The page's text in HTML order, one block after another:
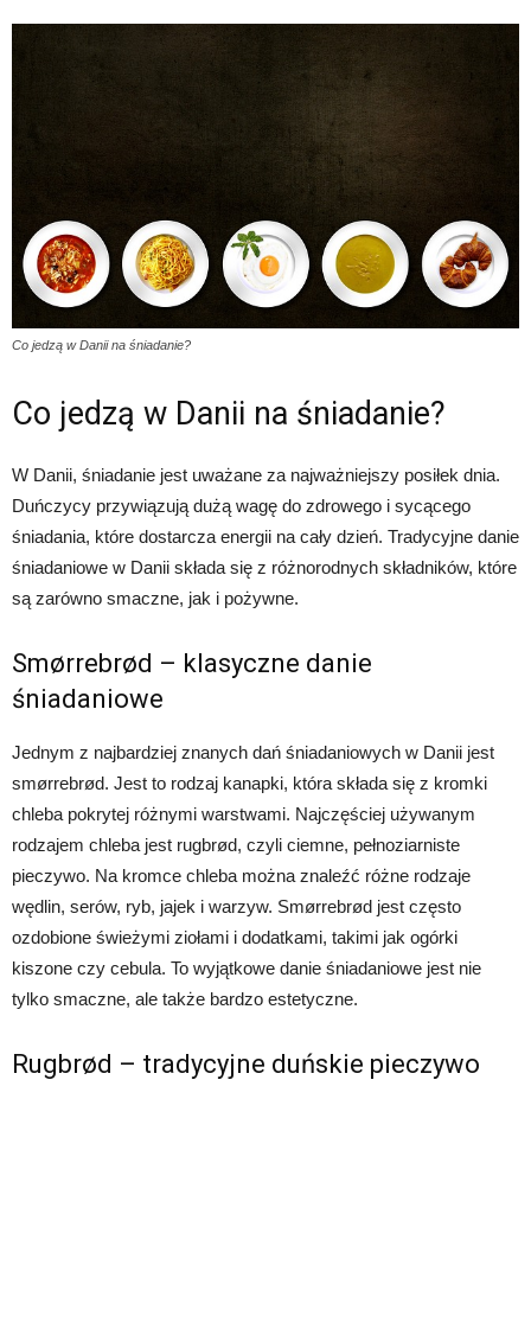
Co jedzą w Danii na śniadanie?
Co jedzą w Danii na śniadanie?
W Danii, śniadanie jest uważane za najważniejszy posiłek dnia.
Duńczycy przywiązują dużą wagę do zdrowego i sycącego
śniadania, które dostarcza energii na cały dzień. Tradycyjne danie
śniadaniowe w Danii składa się z różnorodnych składników, które
są zarówno smaczne, jak i pożywne.
Smørrebrød – klasyczne danie
śniadaniowe
Jednym z najbardziej znanych dań śniadaniowych w Danii jest
smørrebrød. Jest to rodzaj kanapki, która składa się z kromki
chleba pokrytej różnymi warstwami. Najczęściej używanym
rodzajem chleba jest rugbrød, czyli ciemne, pełnoziarniste
pieczywo. Na kromce chleba można znaleźć różne rodzaje
wędlin, serów, ryb, jajek i warzyw. Smørrebrød jest często
ozdobione świeżymi ziołami i dodatkami, takimi jak ogórki
kiszone czy cebula. To wyjątkowe danie śniadaniowe jest nie
tylko smaczne, ale także bardzo estetyczne.
Rugbrød – tradycyjne duńskie pieczywo